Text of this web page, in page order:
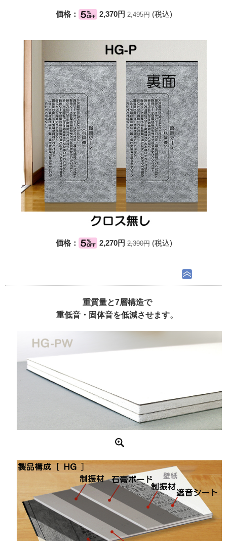
価格： 2,370円2,495円(税込)
価格： 2,270円2,390円(税込)
重質量と7層構造で
重低音・固体音を低減させます。